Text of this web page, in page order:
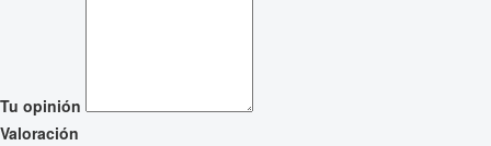
Tu opinión
Valoración